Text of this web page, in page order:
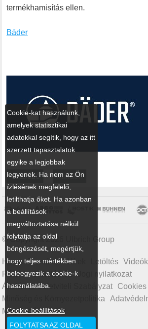
termékhamisítás ellen.
Bäder
← Előző Minden
© Copyright 2026 Ulbrich Group
Home Termékek Hírek Letöltés Videók
Rólunk Oldaltérkép Jogi nyilatkozat
Általános Üzletviteli Szabályzat
Cookies
Minőség és Környezetpolitika
Magatartási kódex
Cookie-kat használunk,
amelyek statisztikai
adatokkal segítik, hogy az itt
szerzett tapasztalatok
egyike a legjobbak
legyenek. Ha nem az Ön
ízlésének megfelelő,
letilthatja őket. Ha azonban
a beállítások
megváltoztatása nélkül
folytatja az oldal
böngészését, megértjük,
hogy teljes mértékben
beleegyezik a cookie-k
használatába.
Cookie-beállítások
FOLYTATSA AZ OLDAL